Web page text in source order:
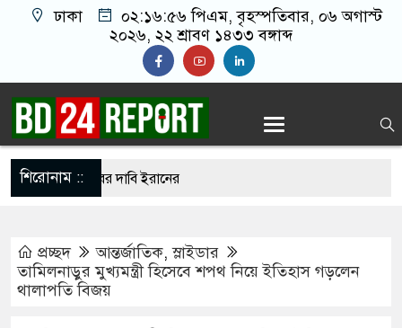
ঢাকা ০২:১৬:৫৭ পিএম, বৃহস্পতিবার, ০৬ অগাস্ট
২০২৬, ২২ শ্রাবণ ১৪৩৩ বঙ্গাব্দ
শিরোনাম ::
গ্রেপ্তারের দাবি ইরানের
সম্মেলন ডেকেছে এনসিপি
নতুন ঠিকানায় যাচ্ছেন বাংলাদেশের হামজা
প্রচ্ছদ আন্তর্জাতিক,স্লাইডার
তামিলনাড়ুর মুখ্যমন্ত্রী হিসেবে শপথ নিয়ে ইতিহাস গড়লেন
থালাপতি বিজয়